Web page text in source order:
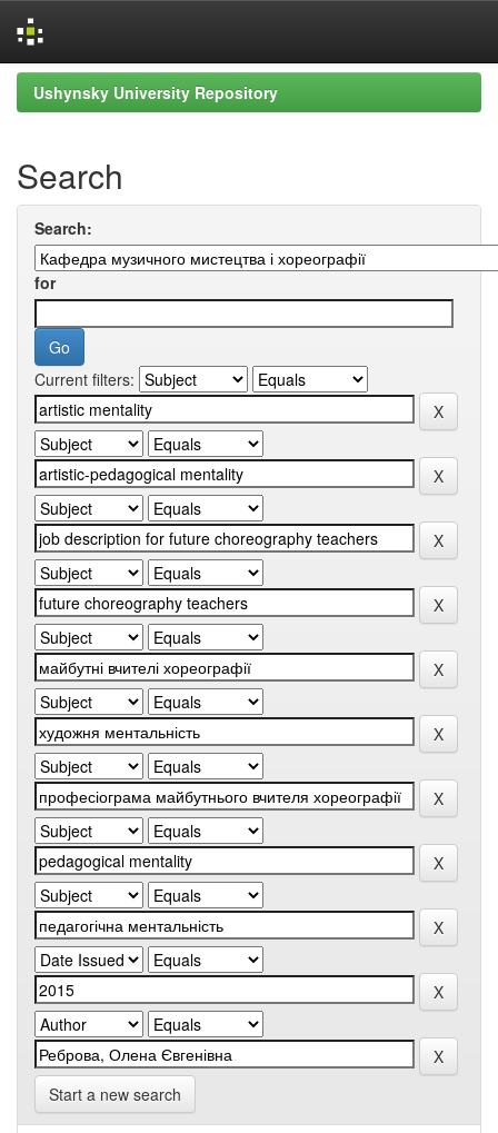
Skip
navigation
Ushynsky University Repository
Search
Search:
for
Current filters:
Start a new search